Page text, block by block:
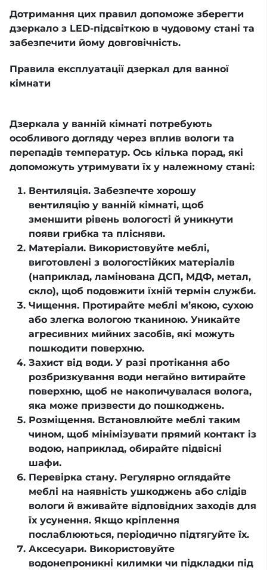
Дотримання цих правил допоможе зберегти
дзеркало з LED-підсвіткою в чудовому стані та
забезпечити йому довговічність.
Правила експлуатації дзеркал для ванної
кімнати
Дзеркала у ванній кімнаті потребують
особливого догляду через вплив вологи та
перепадів температур. Ось кілька порад, які
допоможуть утримувати їх у належному стані:
Вентиляція. Забезпечте хорошу
вентиляцію у ванній кімнаті, щоб
зменшити рівень вологості й уникнути
появи грибка та плісняви.
Матеріали. Використовуйте меблі,
виготовлені з вологостійких матеріалів
(наприклад, ламінована ДСП, МДФ, метал,
скло), щоб подовжити їхній термін служби.
Чищення. Протирайте меблі м’якою, сухою
або злегка вологою тканиною. Уникайте
агресивних мийних засобів, які можуть
пошкодити поверхню.
Захист від води. У разі протікання або
розбризкування води негайно витирайте
поверхню, щоб не накопичувалася волога,
яка може призвести до пошкоджень.
Розміщення. Встановлюйте меблі таким
чином, щоб мінімізувати прямий контакт із
водою, наприклад, обирайте підвісні
шафи.
Перевірка стану. Регулярно оглядайте
меблі на наявність ушкоджень або слідів
вологи й вживайте відповідних заходів для
їх усунення. Якщо кріплення
послаблюються, періодично підтягуйте їх.
Аксесуари. Використовуйте
водонепроникні килимки чи підкладки під